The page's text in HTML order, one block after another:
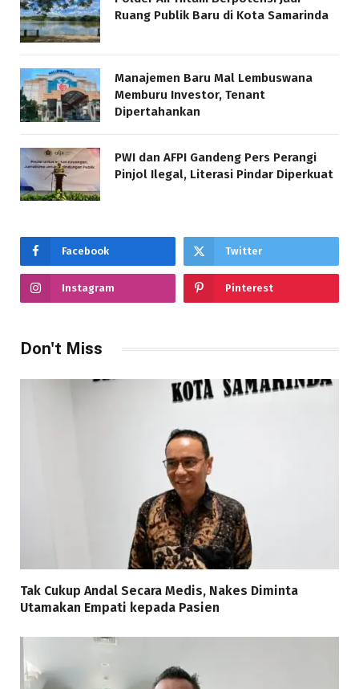
Ruang Publik Baru di Kota Samarinda
Manajemen Baru Mal Lembuswana
Memburu Investor, Tenant
Dipertahankan
PWI dan AFPI Gandeng Pers Perangi
Pinjol Ilegal, Literasi Pindar Diperkuat
Facebook Twitter
Instagram Pinterest
Don't Miss
Tak Cukup Andal Secara Medis, Nakes Diminta
Utamakan Empati kepada Pasien